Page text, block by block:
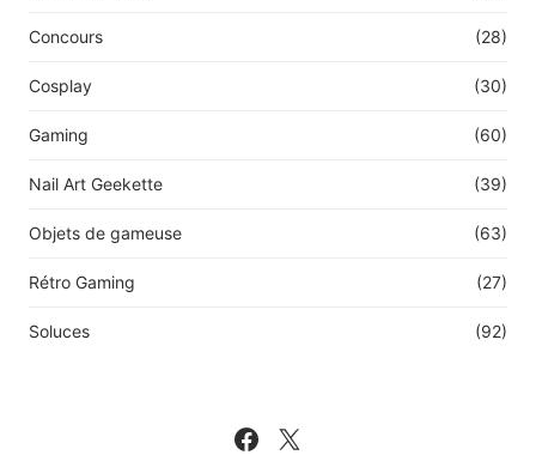
Concours (28)
Cosplay (30)
Gaming (60)
Nail Art Geekette (39)
Objets de gameuse (63)
Rétro Gaming (27)
Soluces (92)